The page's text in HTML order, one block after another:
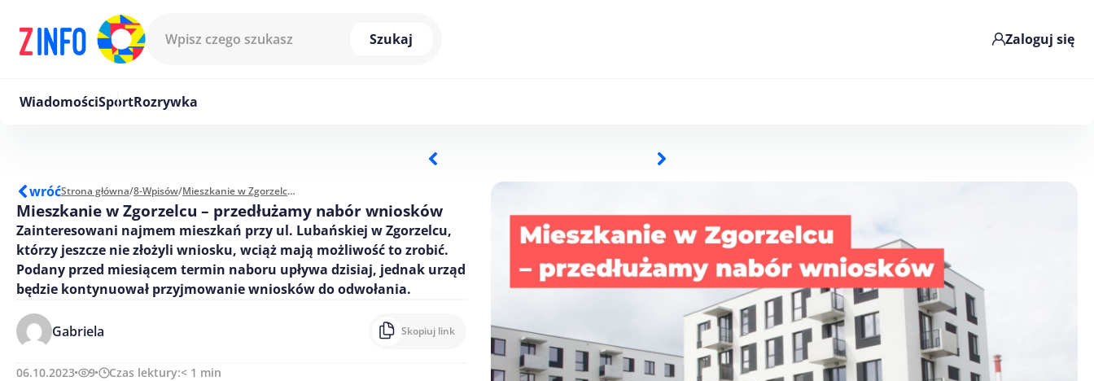
Szukaj
Zaloguj się
WiadomościSportRozrywka
wróćStrona główna/8-Wpisów/ Mieszkanie w Zgorzelcu – przedłużamy nabór wniosków
Mieszkanie w Zgorzelcu – przedłużamy nabór wniosków
Zainteresowani najmem mieszkań przy ul. Lubańskiej w Zgorzelcu,
którzy jeszcze nie złożyli wniosku, wciąż mają możliwość to zrobić.
Podany przed miesiącem termin naboru upływa dzisiaj, jednak urząd
będzie kontynuował przyjmowanie wniosków do odwołania.
Gabriela Skopiuj link
06.10.2023 9 Czas lektury:< 1 min